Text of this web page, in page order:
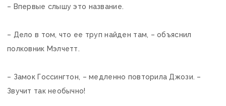
– Впервые слышу это название.
– Дело в том, что ее труп найден там, – объяснил
полковник Мэлчетт.
– Замок Госсингтон, – медленно повторила Джози. –
Звучит так необычно!